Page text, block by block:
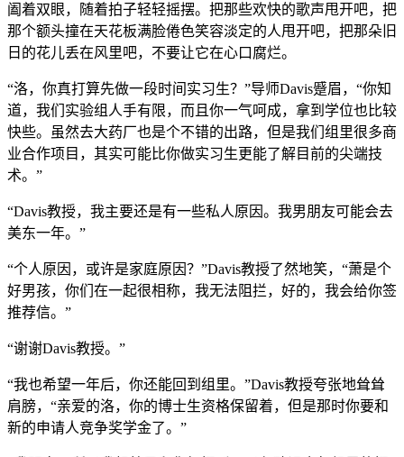
阖着双眼，随着拍子轻轻摇摆。把那些欢快的歌声甩开吧，把
那个额头撞在天花板满脸倦色笑容淡定的人甩开吧，把那朵旧
日的花儿丢在风里吧，不要让它在心口腐烂。
“洛，你真打算先做一段时间实习生？”导师Davis蹙眉，“你知
道，我们实验组人手有限，而且你一气呵成，拿到学位也比较
快些。虽然去大药厂也是个不错的出路，但是我们组里很多商
业合作项目，其实可能比你做实习生更能了解目前的尖端技
术。”
“Davis教授，我主要还是有一些私人原因。我男朋友可能会去
美东一年。”
“个人原因，或许是家庭原因？”Davis教授了然地笑，“萧是个
好男孩，你们在一起很相称，我无法阻拦，好的，我会给你签
推荐信。”
“谢谢Davis教授。”
“我也希望一年后，你还能回到组里。”Davis教授夸张地耸耸
肩膀，“亲爱的洛，你的博士生资格保留着，但是那时你要和
新的申请人竞争奖学金了。”